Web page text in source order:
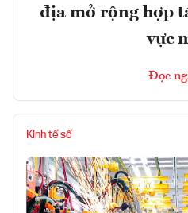
địa mở rộng hợp
vực
Đọc
Kinh tế số